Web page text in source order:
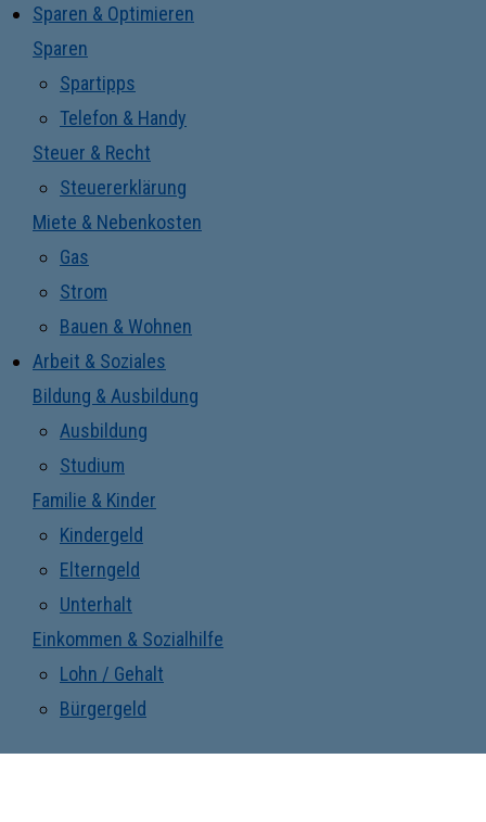
Sparen & Optimieren
Sparen
Spartipps
Telefon & Handy
Steuer & Recht
Steuererklärung
Miete & Nebenkosten
Gas
Strom
Bauen & Wohnen
Arbeit & Soziales
Bildung & Ausbildung
Ausbildung
Studium
Familie & Kinder
Kindergeld
Elterngeld
Unterhalt
Einkommen & Sozialhilfe
Lohn / Gehalt
Bürgergeld